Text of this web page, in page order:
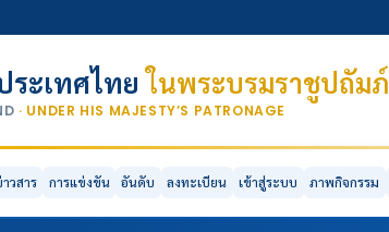
ระเทศไทยในพระบรมราชูปถัมภ์
· UNDER HIS MAJESTY’S PATRONAGE
วสาร การแข่งขัน อันดับ ลงทะเบียน เข้าสู่ระบบ ภาพกิจกรรม